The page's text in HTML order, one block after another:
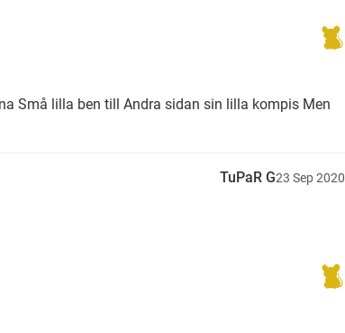
Små lilla ben till Andra sidan sin lilla kompis Men
TuPaR G23 Sep2020